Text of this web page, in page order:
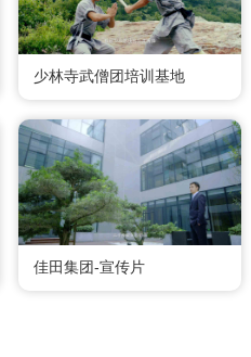
少林寺武僧团培训基地
佳田集团-宣传片